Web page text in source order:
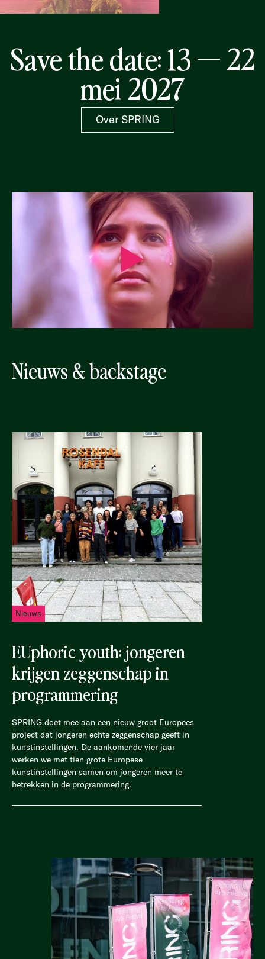
Save the date: 13 — 22
mei 2027
Over SPRING
Nieuws & backstage
Nieuws
EUphoric youth: jongeren
krijgen zeggenschap in
programmering
SPRING doet mee aan een nieuw groot Europees
project dat jongeren echte zeggenschap geeft in
kunstinstellingen. De aankomende vier jaar
werken we met tien grote Europese
kunstinstellingen samen om jongeren meer te
betrekken in de programmering.